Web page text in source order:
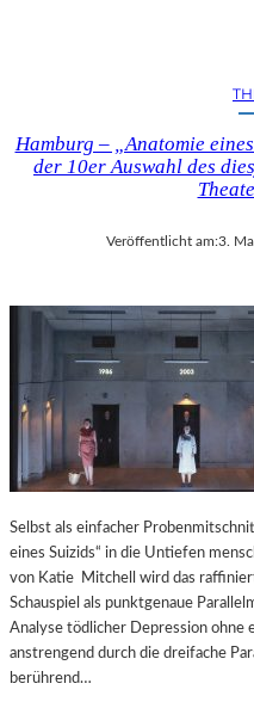
Hamburg – „Anatomie
der 10er Auswahl des
Veröffentlicht am:3.
Selbst als einfacher
eines Suizids“ in die Untiefen
von Katie Mitchell wird das
Schauspiel als punktgenaue
Analyse tödlicher Depression ohne
anstrengend durch die dreifache
berührend…